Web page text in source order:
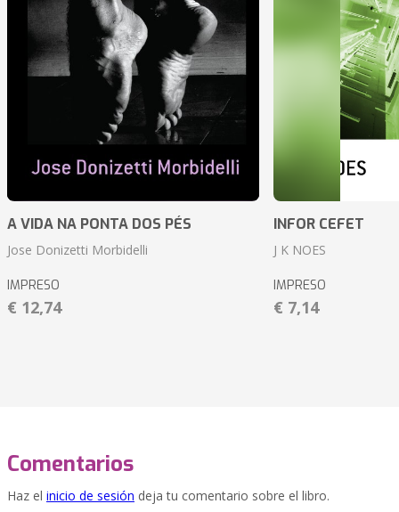
A VIDA NA PONTA DOS PÉS
Jose Donizetti Morbidelli
IMPRESO
€ 12,74
INFOR CEFET
J K NOES
IMPRESO
€ 7,14
Comentarios
Haz el inicio de sesión deja tu comentario sobre el libro.